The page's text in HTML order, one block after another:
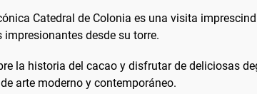
Catedral de Colonia es una visita
desde su torre.
la historia del cacao y disfrutar de deliciosas
arte moderno y contemporáneo.